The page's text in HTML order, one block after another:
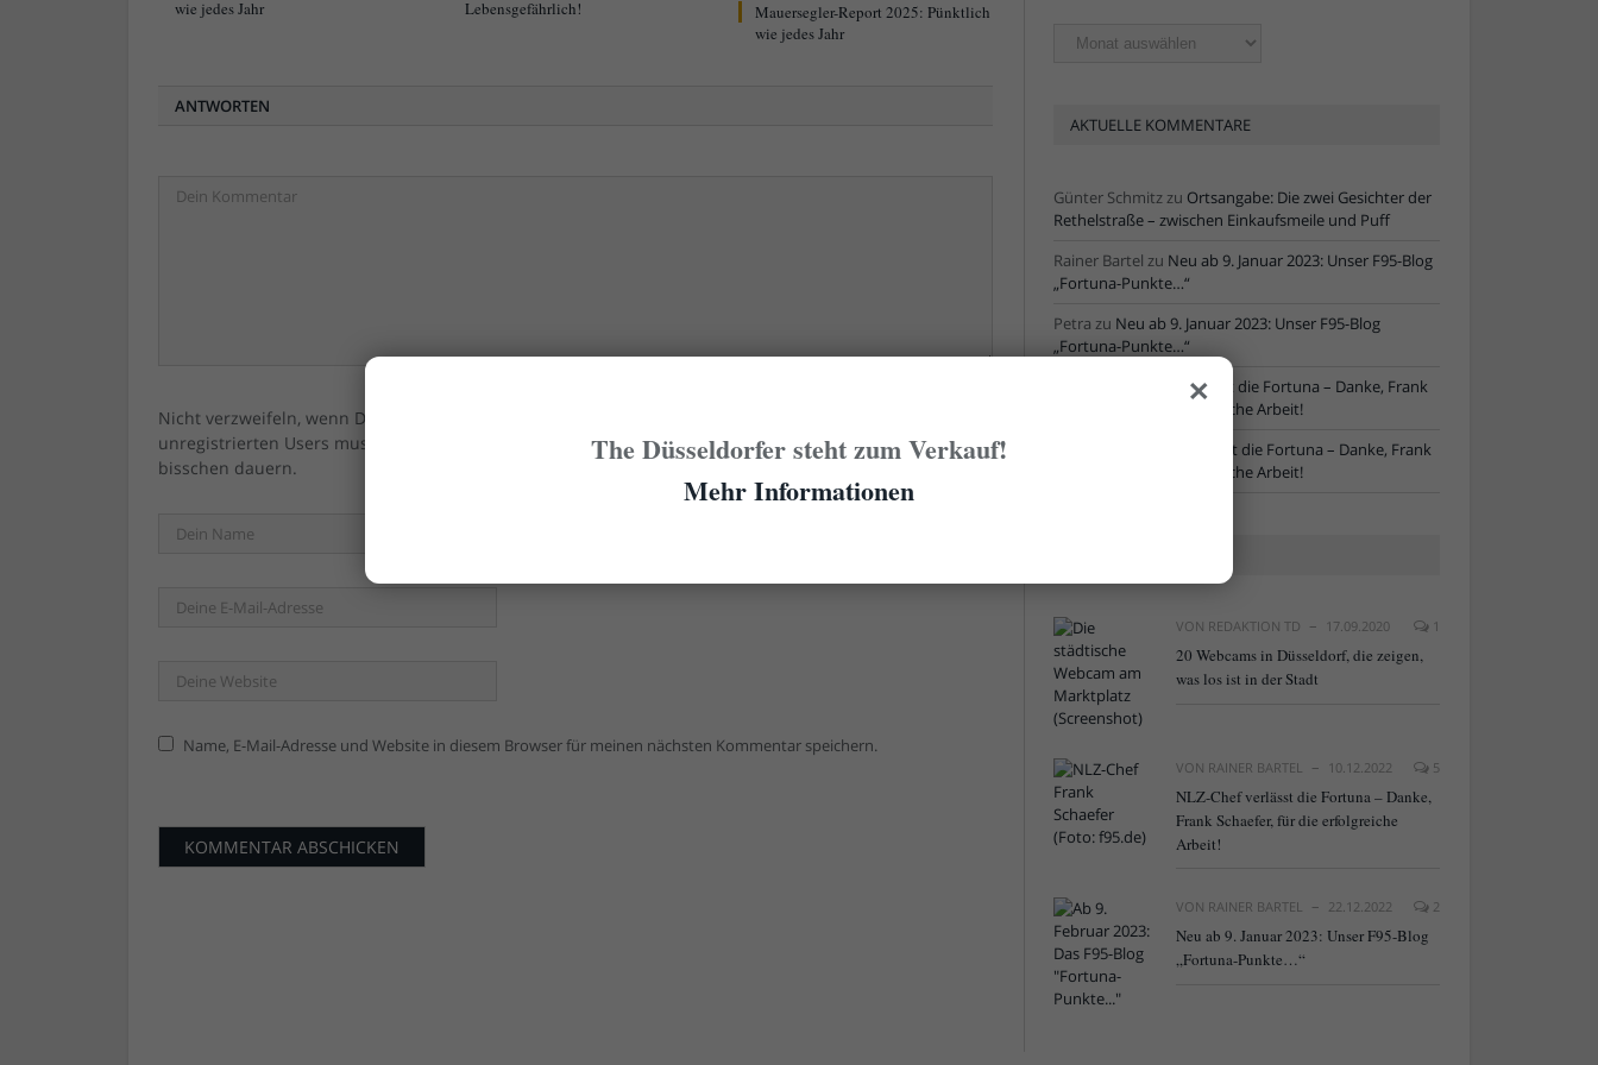
wie jedes Jahr
Lebensgefährlich!
Mauersegler-Report 2025: Pünktlich
wie jedes Jahr
ANTWORTEN
Nicht verzweifeln, wenn Dein/Ihr Kommentar nicht sofort hier erscheint. Der erste Kommentar eines
unregistrierten Users muss immer erst vom Admin freigegeben werden. Das kann manchmal ein
bisschen dauern.
Name, E-Mail-Adresse und Website in diesem Browser für meinen nächsten Kommentar speichern.
Ältere
AKTUELLE KOMMENTARE
Günter Schmitzzu Ortsangabe: Die zwei Gesichter der
Rethelstraße – zwischen Einkaufsmeile und Puff
Rainer Bartel zu Neu ab 9. Januar 2023: Unser F95-Blog
„Fortuna-Punkte…“
Petra zu Neu ab 9. Januar 2023: Unser F95-Blog
„Fortuna-Punkte…“
NLZ-Chef verlässt die Fortuna – Danke, Frank
Schaefer, für die erfolgreiche Arbeit!
NLZ-Chef verlässt die Fortuna – Danke, Frank
Schaefer, für die erfolgreiche Arbeit!
VON REDAKTION TD 17.09.2020 1
20 Webcams in Düsseldorf, die zeigen,
was los ist in der Stadt
VON RAINER BARTEL 10.12.2022 5
NLZ-Chef verlässt die Fortuna – Danke,
Frank Schaefer, für die erfolgreiche
Arbeit!
VON RAINER BARTEL 22.12.2022 2
Neu ab 9. Januar 2023: Unser F95-Blog
„Fortuna-Punkte…“
×
The Düsseldorfer steht zum Verkauf!
Mehr Informationen